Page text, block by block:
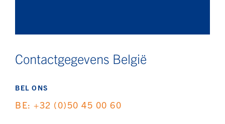
Contactgegevens België
BEL ONS
BE: +32 (0)50 45 00 60